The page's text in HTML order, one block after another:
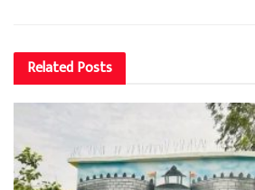
RelatedPosts